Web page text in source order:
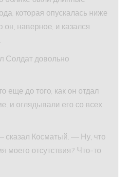
которая опускалась ниже
он, наверное, и казался
Солдат довольно
еще до того, как он отдал
и оглядывали его со всех
Косматый. — Ну, что
моего отсутствия? Что-то